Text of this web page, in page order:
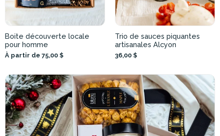
Boite découverte locale
pour homme
À partir de 75,00 $
Trio de sauces piquantes
artisanales Alcyon
36,00 $